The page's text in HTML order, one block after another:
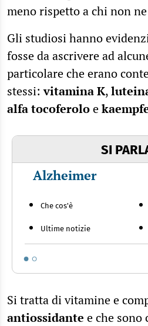
meno rispetto a chi non
Gli studiosi hanno
fosse da ascrivere ad
particolare che erano
stessi:vitamina K,
alfa tocoferoloe
SI
Alzheimer
Che cos'è
Ultime notizie
Si tratta di vitamine e
antiossidante e che